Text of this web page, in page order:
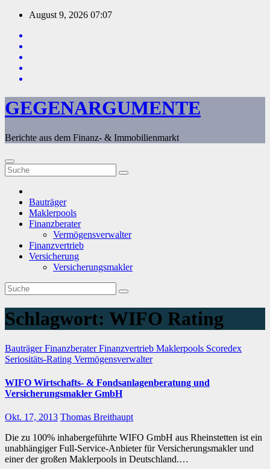
Zum
springen
August 9, 2026 07:07
GEGENARGUMENTE
Berichte aus dem Finanz- & Immobilienmarkt
Bauträger
Maklerpools
Finanzberater
Vermögensverwalter
Finanzvertrieb
Versicherung
Versicherungsmakler
Schlagwort: WIFO Rating
BauträgerFinanzberaterFinanzvertrieb Maklerpools Scoredex
Seriositäts-Rating Vermögensverwalter
WIFO Wirtschafts- & Fondsanlagenberatung und
Versicherungsmakler GmbH
Okt. 17, 2013 Thomas Breithaupt
Die zu 100% inhabergeführte WIFO GmbH aus Rheinstetten ist ein
unabhängiger Full-Service-Anbieter für Versicherungsmakler und
einer der großen Maklerpools in Deutschland.…